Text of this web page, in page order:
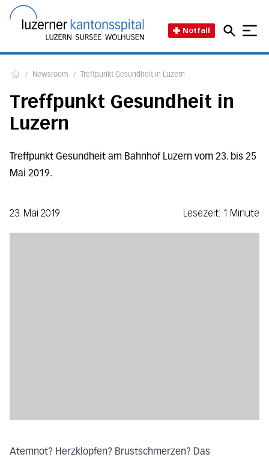
Notfall
/ Newsroom / Treffpunkt Gesundheit in Luzern
Treffpunkt Gesundheit in
Luzern
Treffpunkt Gesundheit am Bahnhof Luzern vom 23. bis 25
Mai 2019.
23. Mai 2019 Lesezeit: 1 Minute
Atemnot? Herzklopfen? Brustschmerzen? Das